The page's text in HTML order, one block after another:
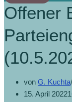
Offener
von G. Kuchta
15. April 2022